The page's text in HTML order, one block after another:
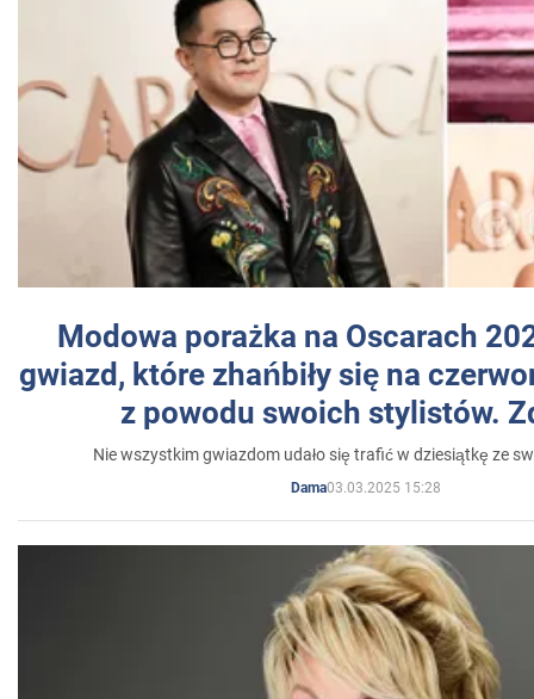
Modowa porażka na Oscarach
gwiazd, które zhańbiły się na
z powodu swoich stylistów.
Nie wszystkim gwiazdom udało się trafić w dziesiątkę ze
Dama03.03.2025 15:28